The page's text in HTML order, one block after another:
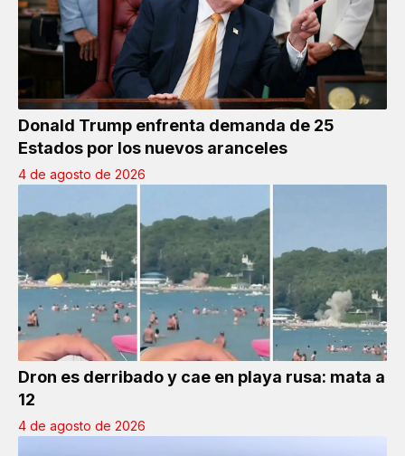
Donald Trump enfrenta demanda de 25
Estados por los nuevos aranceles
4 de agosto de 2026
Dron es derribado y cae en playa rusa: mata a
12
4 de agosto de 2026